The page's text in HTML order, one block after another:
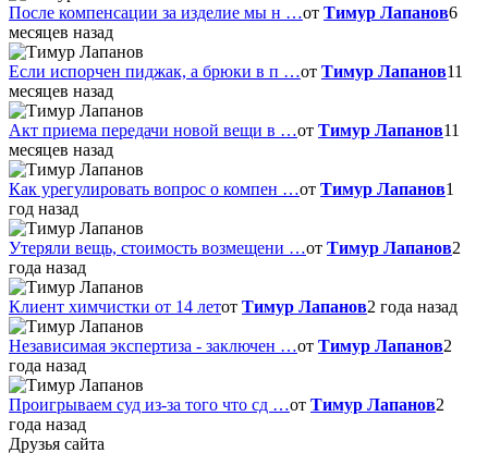
После компенсации за изделие мы н …от Тимур Лапанов6
месяцев назад
Если испорчен пиджак, а брюки в п …от Тимур Лапанов11
месяцев назад
Акт приема передачи новой вещи в …от Тимур Лапанов11
месяцев назад
Как урегулировать вопрос о компен …от Тимур Лапанов1
год назад
Утеряли вещь, стоимость возмещени …от Тимур Лапанов2
года назад
Клиент химчистки от 14 летот Тимур Лапанов2 года назад
Независимая экспертиза - заключен …от Тимур Лапанов2
года назад
Проигрываем суд из-за того что сд …от Тимур Лапанов2
года назад
Друзья сайта